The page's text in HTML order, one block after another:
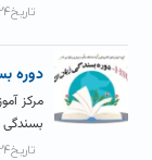
تاریخ۲۴ مهر ۱۴۰۲
دوره
مرکز
بسندگی
تاریخ۲۴ مهر ۱۴۰۲